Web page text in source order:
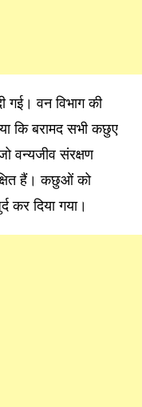
गई। वन विभाग की
कि बरामद सभी कछुए
वन्यजीव संरक्षण
हैं। कछुओं को
कर दिया गया।